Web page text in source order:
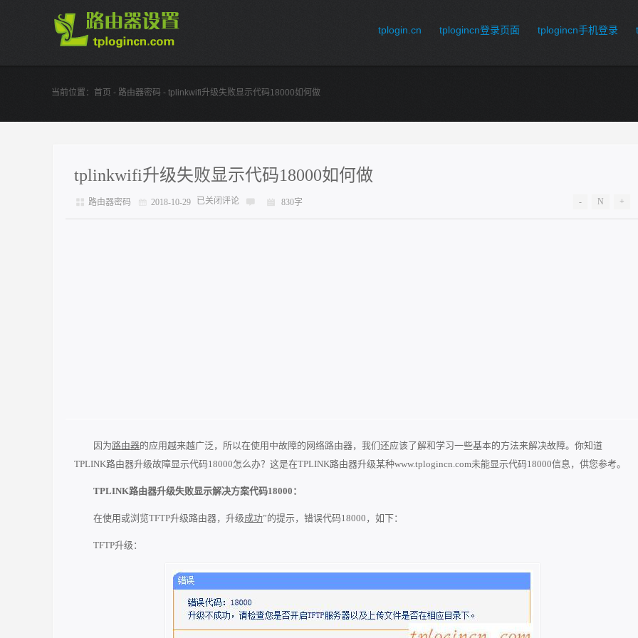
tplogin.cn tplogincn登录页面 tplogincn手机登录
当前位置： 首页 - 路由器密码 - tplinkwifi升级失败显示代码18000如何做
tplinkwifi升级失败显示代码18000如何做
路由器密码 2018-10-29 已关闭评论 830字 - N +
因为路由器的应用越来越广泛，所以在使用中故障的网络路由器，我们还应该了解和学习一些基本的方法来解决故障。你知道
TPLINK路由器升级故障显示代码18000怎么办？这是在TPLINK路由器升级某种www.tplogincn.com未能显示代码18000信息，供您参考。
TPLINK路由器升级失败显示解决方案代码18000：
在使用或浏览TFTP升级路由器，升级成功”的提示，错误代码18000，如下：
TFTP升级：